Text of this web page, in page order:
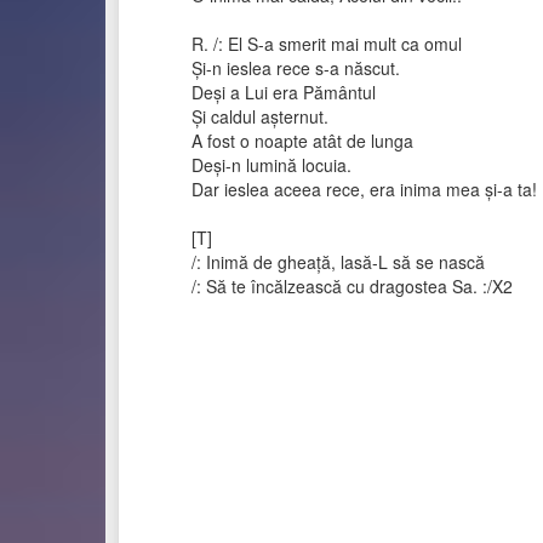
R. /: El S-a smerit mai mult ca omul
Și-n ieslea rece s-a născut.
Deși a Lui era Pământul
Și caldul așternut.
A fost o noapte atât de lunga
Deși-n lumină locuia.
Dar ieslea aceea rece, era inima mea și-a ta!
[T]
/: Inimă de gheață, lasă-L să se nască
/: Să te încălzească cu dragostea Sa. :/X2